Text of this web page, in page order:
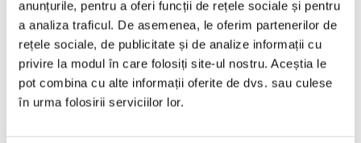
anunțurile, pentru a oferi funcții de rețele sociale și pentru
a analiza traficul. De asemenea, le oferim partenerilor de
rețele sociale, de publicitate și de analize informații cu
privire la modul în care folosiți site-ul nostru. Aceștia le
pot combina cu alte informații oferite de dvs. sau culese
în urma folosirii serviciilor lor.
R.E.M. - Monster , (CD)
29,99 Lei
ADAUGA IN COS
Irina Rimes – Origini , (Disc
Vinil)
250,00 Lei
ADAUGA IN COS